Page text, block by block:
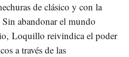
de clásico y con la
abandonar el mundo
Loquillo reivindica el poder
a través de las